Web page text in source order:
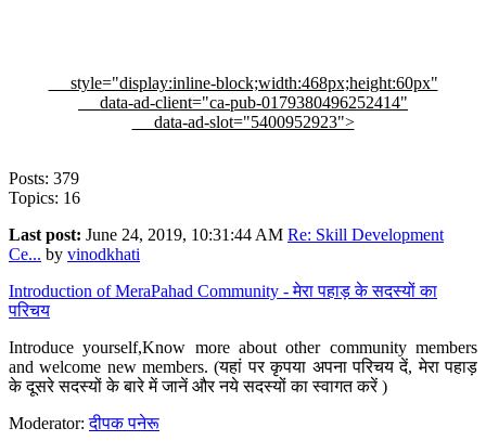
style="display:inline-block;width:468px;height:60px"
data-ad-client="ca-pub-0179380496252414"
data-ad-slot="5400952923">
Posts: 379
Topics: 16
Last post: June 24, 2019, 10:31:44 AM Re: Skill Development
Ce... by vinodkhati
Introduction of MeraPahad Community - मेरा पहाड़ के सदस्यों का
परिचय
Introduce yourself,Know more about other community members
and welcome new members. (यहां पर कृपया अपना परिचय दें, मेरा पहाड़
के दूसरे सदस्यों के बारे में जानें और नये सदस्यों का स्वागत करें )
Moderator:दीपक पनेरू